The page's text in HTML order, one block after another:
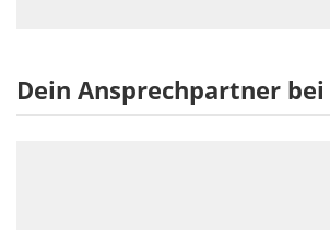
Dein Ansprechpartner bei